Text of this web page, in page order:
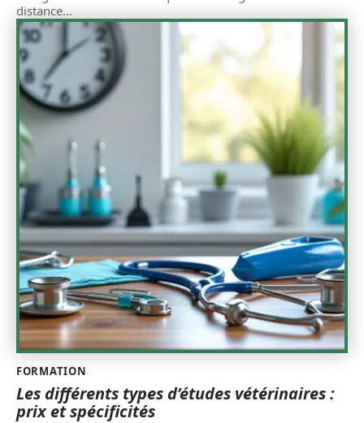
distance…
FORMATION
Les différents types d’études vétérinaires :
prix et spécificités